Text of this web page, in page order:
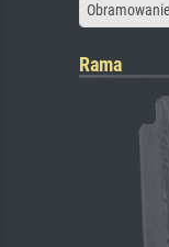
Rama